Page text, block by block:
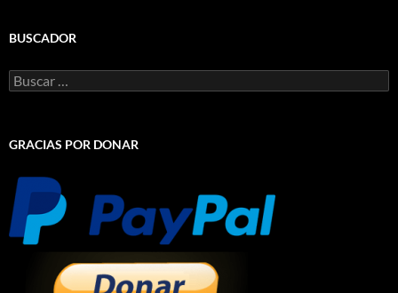
BUSCADOR
Buscar:
GRACIAS POR DONAR